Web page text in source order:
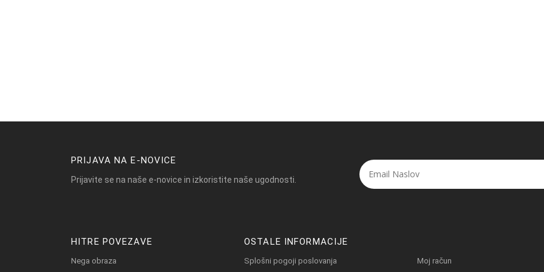
PRIJAVA NA E-NOVICE
Prijavite se na naše e-novice in izkoristite naše ugodnosti.
HITRE POVEZAVE
Nega obraza
OSTALE INFORMACIJE
Splošni pogoji poslovanja
Moj račun